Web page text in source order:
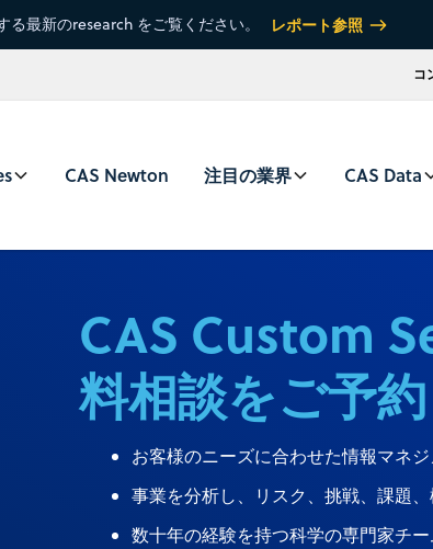
最新のresearch をご覧ください。 レポート参照
コ
CAS Newton 注目の業界 CAS Data
CAS Custom
料相談をご予
お客様のニーズに合わせた情報マネ
事業を分析し、リスク、挑戦、課題、
数十年の経験を持つ科学の専門家チ